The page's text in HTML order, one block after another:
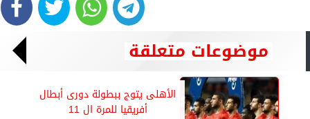
موضوعات متعلقة
الأهلى يتوج ببطولة دورى أبطال
أفريقيا للمرة ال 11